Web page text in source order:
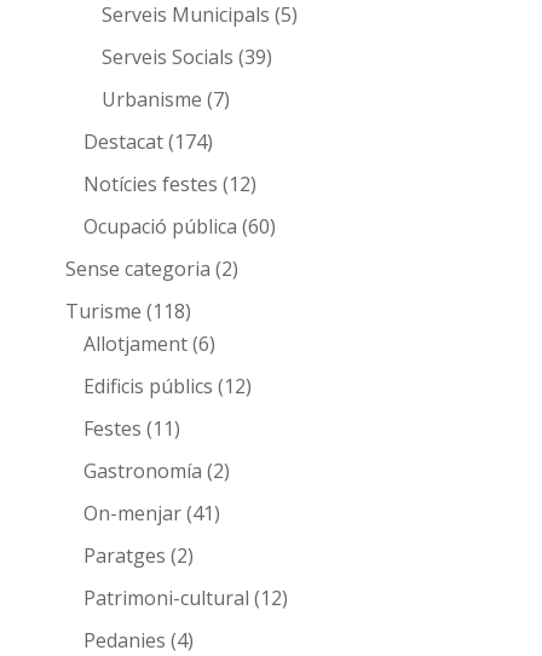
Serveis Municipals (5)
Serveis Socials (39)
Urbanisme (7)
Destacat(174)
Notícies festes (12)
Ocupació pública (60)
Sense categoria (2)
Turisme (118)
Allotjament(6)
Edificis públics (12)
Festes (11)
Gastronomía (2)
On-menjar(41)
Paratges (2)
Patrimoni-cultural (12)
Pedanies (4)